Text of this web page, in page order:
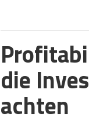
die
achten